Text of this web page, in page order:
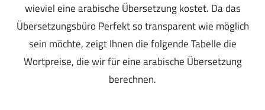
wieviel eine arabische Übersetzung kostet. Da das
Übersetzungsbüro Perfekt so transparent wie möglich
sein möchte, zeigt Ihnen die folgende Tabelle die
Wortpreise, die wir für eine arabische Übersetzung
berechnen.